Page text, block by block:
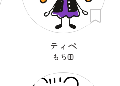
ティペ
もち田